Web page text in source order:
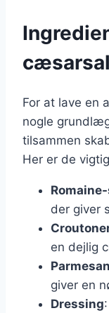
For at lave en
nogle
tilsammen
Her er de
der giver
en dejlig
giver en
Dressing